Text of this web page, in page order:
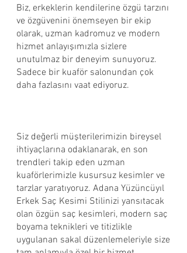
Biz, erkeklerin kendilerine özgü tarzını
ve özgüvenini önemseyen bir ekip
olarak, uzman kadromuz ve modern
hizmet anlayışımızla sizlere
unutulmaz bir deneyim sunuyoruz.
Sadece bir kuaför salonundan çok
daha fazlasını vaat ediyoruz.
Siz değerli müşterilerimizin bireysel
ihtiyaçlarına odaklanarak, en son
trendleri takip eden uzman
kuaförlerimizle kusursuz kesimler ve
tarzlar yaratıyoruz. Adana Yüzüncüyıl
Erkek Saç Kesimi Stilinizi yansıtacak
olan özgün saç kesimleri, modern saç
boyama teknikleri ve titizlikle
uygulanan sakal düzenlemeleriyle size